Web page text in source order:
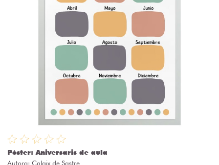
Póster: Aniversaris de aula
Autora: Calaix de Sastre